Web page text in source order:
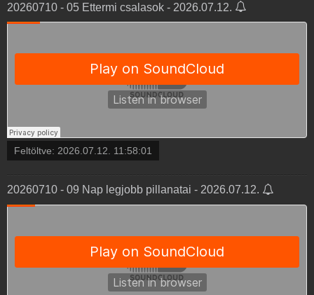
20260710 - 05 Ettermi csalasok - 2026.07.12.
Feltöltve: 2026.07.12. 11:58:01
20260710 - 09 Nap legjobb pillanatai - 2026.07.12.